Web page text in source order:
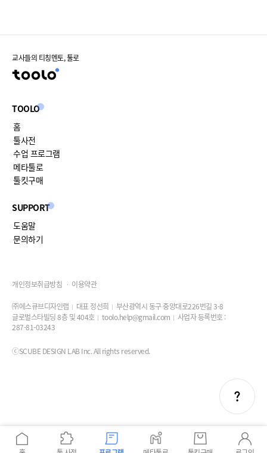
교사들의 티칭멘토, 툴로
TOOLO
홈
툴사전
수업 프로그램
메타툴로
툴킷구매
SUPPORT
도움말
문의하기
개인정보취급방침 이용약관
㈜에스큐브디자인랩 대표 정선희
부산광역시 동구 중앙대로226번길 3-8
글로벌스타빌딩 8층 및 404호
toolo.help@gmail.com
사업자 등록번호 :
287-81-03243
ⓒSCUBE DESIGN LAB Inc. All rights reserved.